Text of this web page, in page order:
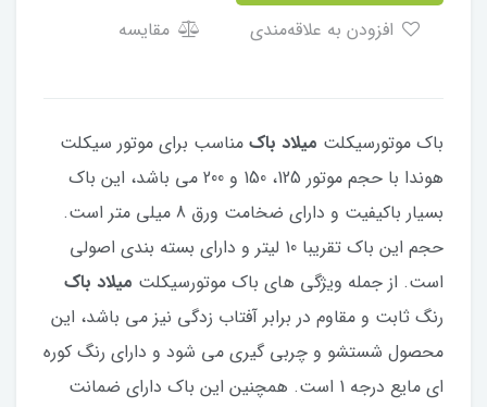
مقایسه
باک موتورسیکلت میلاد باک مناسب برای موتور سیکلت
هوندا با حجم موتور 125، 150 و 200 می باشد، این باک
بسیار باکیفیت و دارای ضخامت ورق 8 میلی متر است.
حجم این باک تقریبا 10 لیتر و دارای بسته بندی اصولی
است. از جمله ویژگی های باک موتورسیکلت میلاد باک
رنگ ثابت و مقاوم در برابر آفتاب زدگی نیز می باشد، این
محصول شستشو و چربی گیری می شود و دارای رنگ کوره
ای مایع درجه 1 است. همچنین این باک دارای ضمانت